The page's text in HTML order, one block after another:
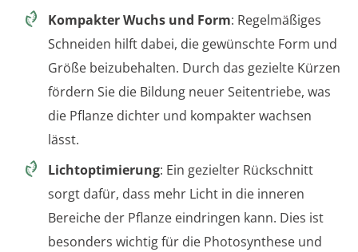
Kompakter Wuchs und Form: Regelmäßiges
Schneiden hilft dabei, die gewünschte Form und
Größe beizubehalten. Durch das gezielte Kürzen
fördern Sie die Bildung neuer Seitentriebe, was
die Pflanze dichter und kompakter wachsen
lässt.
Lichtoptimierung: Ein gezielter Rückschnitt
sorgt dafür, dass mehr Licht in die inneren
Bereiche der Pflanze eindringen kann. Dies ist
besonders wichtig für die Photosynthese und